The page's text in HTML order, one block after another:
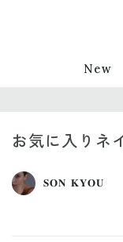
New
お気に入りネ
𝐒𝐎𝐍 𝐊𝐘𝐎𝐔